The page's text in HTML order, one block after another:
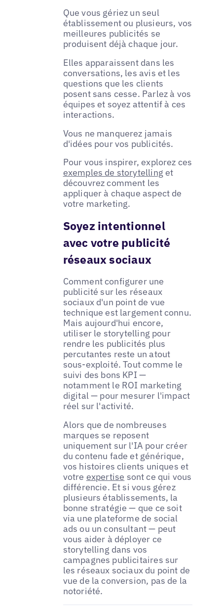
Que vous gériez un seul
établissement ou plusieurs, vos
meilleures publicités se
produisent déjà chaque jour.
Elles apparaissent dans les
conversations, les avis et les
questions que les clients
posent sans cesse. Parlez à vos
équipes et soyez attentif à ces
interactions.
Vous ne manquerez jamais
d'idées pour vos publicités.
Pour vous inspirer, explorez ces
exemples de storytelling et
découvrez comment les
appliquer à chaque aspect de
votre marketing.
Soyez intentionnel
avec votre publicité
réseaux sociaux
Comment configurer une
publicité sur les réseaux
sociaux d'un point de vue
technique est largement connu.
Mais aujourd'hui encore,
utiliser le storytelling pour
rendre les publicités plus
percutantes reste un atout
sous-exploité. Tout comme le
suivi des bons KPI —
notamment le ROI marketing
digital — pour mesurer l'impact
réel sur l'activité.
Alors que de nombreuses
marques se reposent
uniquement sur l'IA pour créer
du contenu fade et générique,
vos histoires clients uniques et
votre expertise sont ce qui vous
différencie. Et si vous gérez
plusieurs établissements, la
bonne stratégie — que ce soit
via une plateforme de social
ads ou un consultant — peut
vous aider à déployer ce
storytelling dans vos
campagnes publicitaires sur
les réseaux sociaux du point de
vue de la conversion, pas de la
notoriété.